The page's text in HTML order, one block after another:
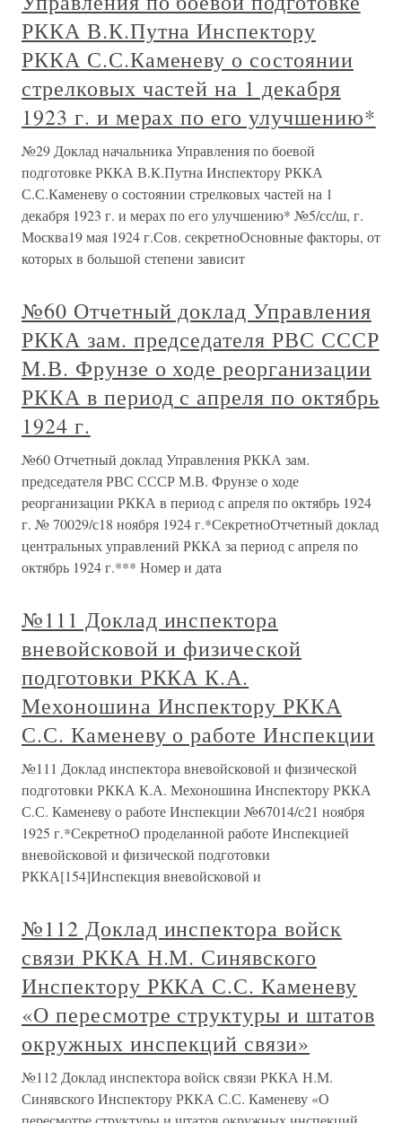
РККА В.К.Путна Инспектору
РККА С.С.Каменеву о состоянии
стрелковых частей на 1 декабря
1923 г. и мерах по его улучшению*
№29 Доклад начальника Управления по боевой
подготовке РККА В.К.Путна Инспектору РККА
С.С.Каменеву о состоянии стрелковых частей на 1
декабря 1923 г. и мерах по его улучшению* №5/сс/ш, г.
Москва19 мая 1924 г.Сов. секретноОсновные факторы, от
которых в большой степени зависит
№60 Отчетный доклад Управления
РККА зам. председателя РВС СССР
М.В. Фрунзе о ходе реорганизации
РККА в период с апреля по октябрь
1924 г.
№60 Отчетный доклад Управления РККА зам.
председателя РВС СССР М.В. Фрунзе о ходе
реорганизации РККА в период с апреля по октябрь 1924
г. № 70029/с18 ноября 1924 г.*СекретноОтчетный доклад
центральных управлений РККА за период с апреля по
октябрь 1924 г.*** Номер и дата
№111 Доклад инспектора
вневойсковой и физической
подготовки РККА К.А.
Мехоношина Инспектору РККА
С.С. Каменеву о работе Инспекции
№111 Доклад инспектора вневойсковой и физической
подготовки РККА К.А. Мехоношина Инспектору РККА
С.С. Каменеву о работе Инспекции №67014/с21 ноября
1925 г.*СекретноО проделанной работе Инспекцией
вневойсковой и физической подготовки
РККА[154]Инспекция вневойсковой и
№112 Доклад инспектора войск
связи РККА Н.М. Синявского
Инспектору РККА С.С. Каменеву
«О пересмотре структуры и штатов
окружных инспекций связи»
№112 Доклад инспектора войск связи РККА Н.М.
Синявского Инспектору РККА С.С. Каменеву «О